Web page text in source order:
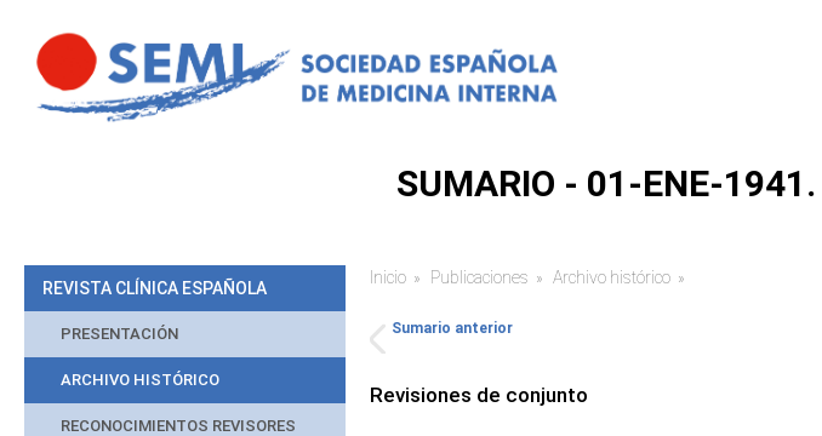
SUMARIO - 01-ENE-
REVISTA CLÍNICA ESPAÑOLA
PRESENTACIÓN
ARCHIVO HISTÓRICO
RECONOCIMIENTOS REVISORES
Usted está aquí
Inicio Publicaciones Archivo histórico
Sumario anterior
Revisiones de conjunto